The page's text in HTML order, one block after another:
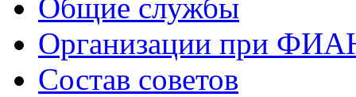
Общие службы
Организации при
Состав советов